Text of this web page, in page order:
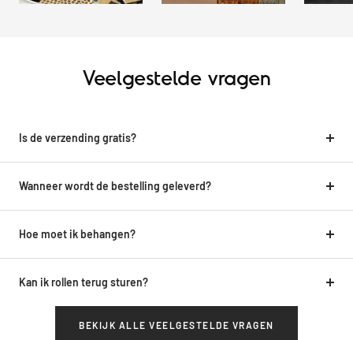
Veelgestelde vragen
Is de verzending gratis?
Wanneer wordt de bestelling geleverd?
Hoe moet ik behangen?
Kan ik rollen terug sturen?
BEKIJK ALLE VEELGESTELDE VRAGEN